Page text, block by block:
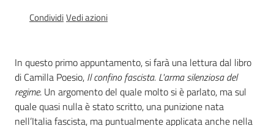
Percorsi
Seguici
su
CondividiVedi azioni
In questo primo appuntamento, si farà una lettura dal libro
di Camilla Poesio, Il confino fascista. L'arma silenziosa del
regime. Un argomento del quale molto si è parlato, ma sul
quale quasi nulla è stato scritto, una punizione nata
nell’Italia fascista, ma puntualmente applicata anche nella